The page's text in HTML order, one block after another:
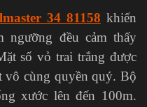
34 81158 khiến
ngưỡng đều cảm thấy
số vỏ trai trắng được
vô cùng quyền quý. Bộ
xước lên đến 100m.